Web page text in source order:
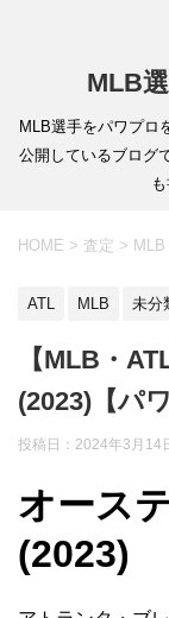
MLB
MLB選手をパワプロ
公開しているブログ
HOME > 査定 > MLB
ATL MLB 未分
【MLB・
(2023)【パ
投稿日： 2024年3月14
オース
(2023)